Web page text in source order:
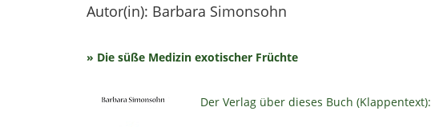
Autor(in): Barbara Simonsohn
» Die süße Medizin exotischer Früchte
Der Verlag über dieses Buch (Klappentext):